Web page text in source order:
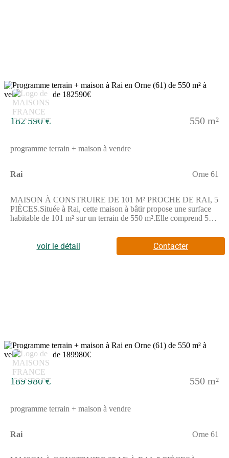
13
182 590 € 550 m²
programme terrain + maison à vendre
Rai Orne 61
MAISON À CONSTRUIRE DE 101 M² PROCHE DE RAI, 5
PIÈCES.Située à Rai, cette maison à bâtir propose une surface
habitable de 101 m² sur un terrain de 550 m².Elle comprend 5
apprécierez l'organisation fonctionnelle de l'espace.Elle est de
plain-pied, offrant une disposition sur un seul niveau.Elle
bénéficie d'un terrain de 550 m².ENVIRONNEMENTRai est
Commercial Partenaire.
voir le détail Contacter
4
189 980 € 550 m²
programme terrain + maison à vendre
Rai Orne 61